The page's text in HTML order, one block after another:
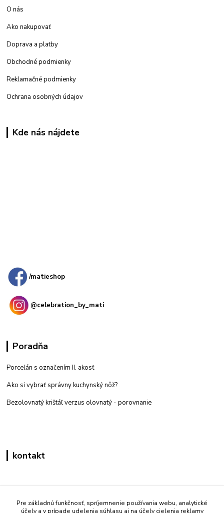
O nás
Ako nakupovať
Doprava a platby
Obchodné podmienky
Reklamačné podmienky
Ochrana osobných údajov
Kde nás nájdete
/matieshop
@celebration_by_mati
Poradňa
Porcelán s označením II. akosť
Ako si vybrať správny kuchynský nôž?
Bezolovnatý krištáľ verzus olovnatý - porovnanie
kontakt
+421 908 861 051
Pre základnú funkčnosť, spríjemnenie používania webu, analytické
účely a v prípade udelenia súhlasu aj na účely cielenia reklamy